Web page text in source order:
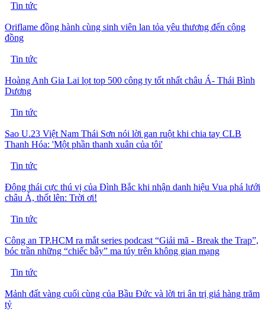
Tin tức
Oriflame đồng hành cùng sinh viên lan tỏa yêu thương đến cộng
đồng
Tin tức
Hoàng Anh Gia Lai lọt top 500 công ty tốt nhất châu Á- Thái Bình
Dương
Tin tức
Sao U.23 Việt Nam Thái Sơn nói lời gan ruột khi chia tay CLB
Thanh Hóa: 'Một phần thanh xuân của tôi'
Tin tức
Động thái cực thú vị của Đình Bắc khi nhận danh hiệu Vua phá lưới
châu Á, thốt lên: Trời ơi!
Tin tức
Công an TP.HCM ra mắt series podcast “Giải mã - Break the Trap”,
bóc trần những “chiếc bẫy” ma túy trên không gian mạng
Tin tức
Mảnh đất vàng cuối cùng của Bầu Đức và lời tri ân trị giá hàng trăm
tỷ